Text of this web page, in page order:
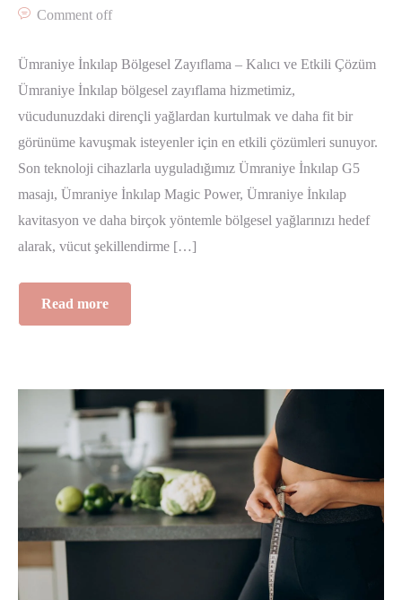
Comment off
Ümraniye İnkılap Bölgesel Zayıflama – Kalıcı ve Etkili Çözüm
Ümraniye İnkılap bölgesel zayıflama hizmetimiz,
vücudunuzdaki dirençli yağlardan kurtulmak ve daha fit bir
görünüme kavuşmak isteyenler için en etkili çözümleri sunuyor.
Son teknoloji cihazlarla uyguladığımız Ümraniye İnkılap G5
masajı, Ümraniye İnkılap Magic Power, Ümraniye İnkılap
kavitasyon ve daha birçok yöntemle bölgesel yağlarınızı hedef
alarak, vücut şekillendirme […]
Read more